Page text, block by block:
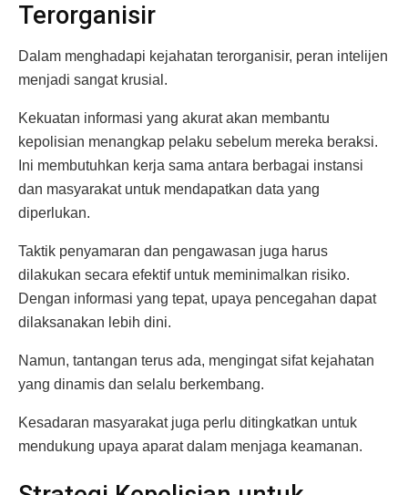
Terorganisir
Dalam menghadapi kejahatan terorganisir, peran intelijen
menjadi sangat krusial.
Kekuatan informasi yang akurat akan membantu
kepolisian menangkap pelaku sebelum mereka beraksi.
Ini membutuhkan kerja sama antara berbagai instansi
dan masyarakat untuk mendapatkan data yang
diperlukan.
Taktik penyamaran dan pengawasan juga harus
dilakukan secara efektif untuk meminimalkan risiko.
Dengan informasi yang tepat, upaya pencegahan dapat
dilaksanakan lebih dini.
Namun, tantangan terus ada, mengingat sifat kejahatan
yang dinamis dan selalu berkembang.
Kesadaran masyarakat juga perlu ditingkatkan untuk
mendukung upaya aparat dalam menjaga keamanan.